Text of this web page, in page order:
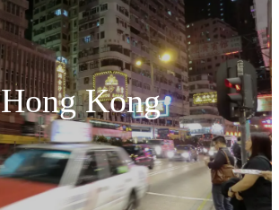
Hong Kong